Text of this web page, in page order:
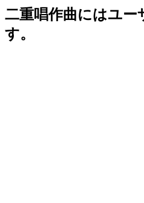
二重唱作曲にはユー
す。